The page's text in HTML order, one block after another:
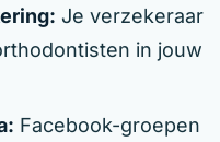
Je verzekeraar
in jouw
Facebook-groepen